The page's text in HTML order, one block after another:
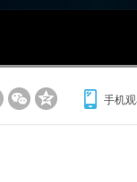
手机